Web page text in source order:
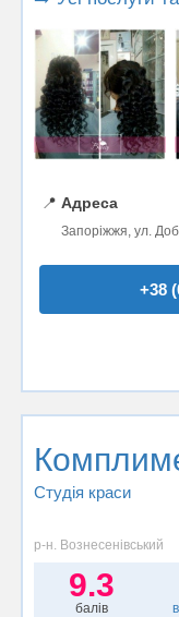
📍 Адреса
Запоріжжя, ул.
+38
Студія краси
р-н. Вознесенівський
9.3
балів